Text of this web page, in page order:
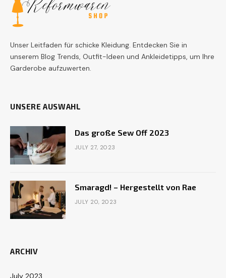
Unser Leitfaden für schicke Kleidung. Entdecken Sie in
unserem Blog Trends, Outfit-Ideen und Ankleidetipps, um Ihre
Garderobe aufzuwerten.
UNSERE AUSWAHL
Das große Sew Off 2023
JULY 27, 2023
Smaragd! – Hergestellt von Rae
JULY 20, 2023
ARCHIV
July 2023